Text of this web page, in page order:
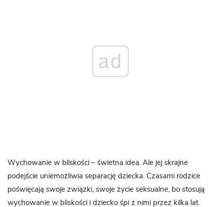
ad
Wychowanie w bliskości – świetna idea. Ale jej skrajne
podejście uniemożliwia separację dziecka. Czasami rodzice
poświęcają swoje związki, swoje życie seksualne, bo stosują
wychowanie w bliskości i dziecko śpi z nimi przez kilka lat.